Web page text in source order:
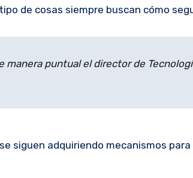
de cosas siempre buscan cómo
manera puntual el director de
siguen adquiriendo mecanismos